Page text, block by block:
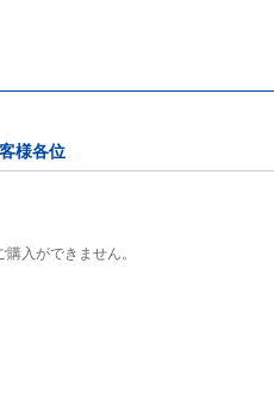
様各位
入ができません。